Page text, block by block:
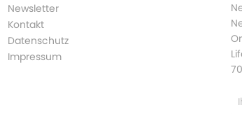
Newsletter
Kontakt
Datenschutz
Impressum